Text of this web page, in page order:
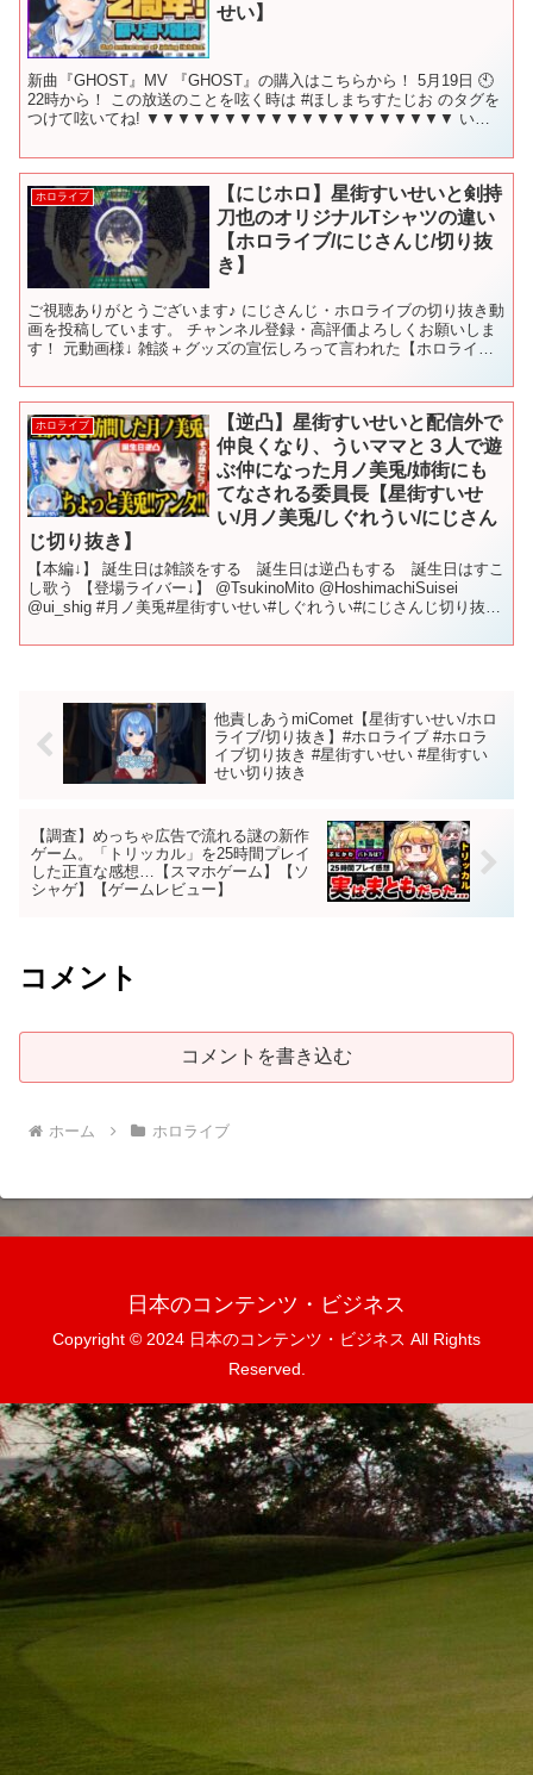
せい】
新曲『GHOST』MV 『GHOST』の購入はこちらから！ 5月19日 🕙
22時から！ この放送のことを呟く時は #ほしまちすたじお​ のタグを
つけて呟いてね! ▼▼▼▼▼▼▼▼▼▼▼▼▼▼▼▼▼▼▼▼ いつ
ホロライブ
【にじホロ】星街すいせいと剣持
刀也のオリジナルTシャツの違い
【ホロライブ/にじさんじ/切り抜
き】
ご視聴ありがとうございます♪ にじさんじ・ホロライブの切り抜き動
画を投稿しています。 チャンネル登録・高評価よろしくお願いしま
す！ 元動画様↓ 雑談＋グッズの宣伝しろって言われた【ホロライブ /
ホロライブ
【逆凸】星街すいせいと配信外で
仲良くなり、ういママと３人で遊
ぶ仲になった月ノ美兎/姉街にも
てなされる委員長【星街すいせ
い/月ノ美兎/しぐれうい/にじさん
じ切り抜き】
【本編↓】 誕生日は雑談をする 誕生日は逆凸もする 誕生日はすこ
し歌う 【登場ライバー↓】 @TsukinoMito @HoshimachiSuisei
@ui_shig #月ノ美兎#星街すいせい#しぐれうい#にじさんじ切り抜き
他責しあうmiComet【星街すいせい/ホロ
ライブ/切り抜き】#ホロライブ #ホロラ
イブ切り抜き #星街すいせい #星街すい
せい切り抜き
【調査】めっちゃ広告で流れる謎の新作
ゲーム。「トリッカル」を25時間プレイ
した正直な感想…【スマホゲーム】【ソ
シャゲ】【ゲームレビュー】
コメント
コメントを書き込む
ホーム ホロライブ
日本のコンテンツ・ビジネス
Copyright © 2024 日本のコンテンツ・ビジネス All Rights
Reserved.